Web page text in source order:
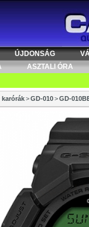
ÚJDONSÁG
ASZTALI ÓRA
karórák>GD-010>GD-